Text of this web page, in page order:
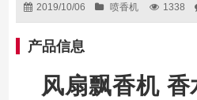
2019/10/06 喷香机 1338
产品信息
风扇飘香机